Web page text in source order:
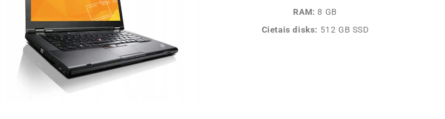
RAM: 8 GB
Cietais disks: 512 GB SSD